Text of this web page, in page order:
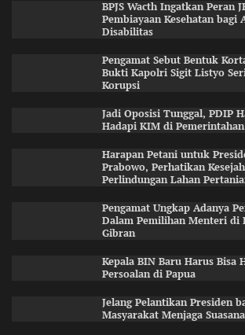
BPJS Wacth Ingatkan Peran
Pembiayaan Kesehatan bagi
Disabilitas
Pengamat Sebut Bentuk
Bukti Kapolri Sigit Listyo
Korupsi
Jadi Oposisi Tunggal, PDIP
Hadapi KIM di
Harapan Petani untuk
Prabowo, Perhatikan
Perlindungan Lahan
Pengamat Ungkap Adanya
Dalam Pemilihan Menteri di
Gibran
Kepala BIN Baru Harus Bisa
Persoalan di Papua
Jelang Pelantikan Presiden
Masyarakat Menjaga